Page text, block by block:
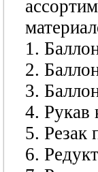
1.
2.
3.
4. Рукав
5.
6.